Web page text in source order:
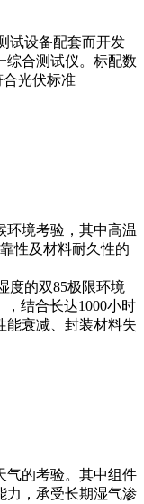
试设备配套而开发
综合测试仪。标配数
光伏标准
环境考验，其中高温
性及材料耐久性的
度的双85极限环境
，结合长达1000小时
能衰减、封装材料失
气的考验。其中组件
力，承受长期湿气渗